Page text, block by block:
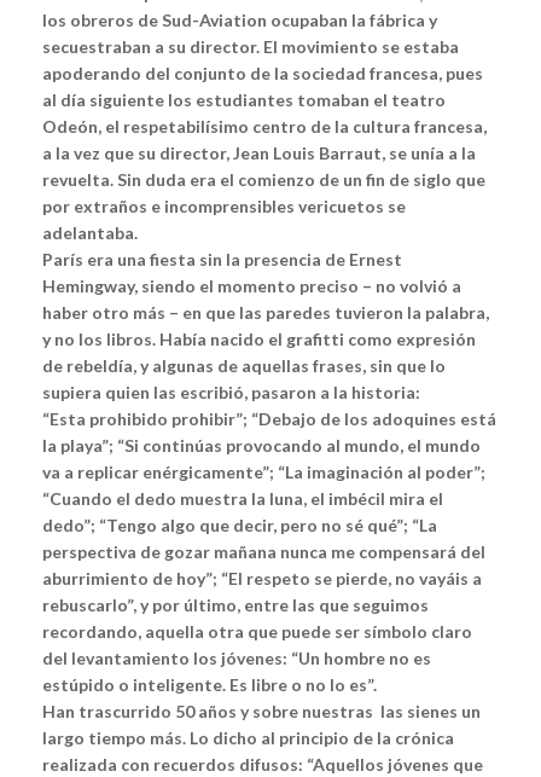
los obreros de Sud-Aviation ocupaban la fábrica y
secuestraban a su director. El movimiento se estaba
apoderando del conjunto de la sociedad francesa, pues
al día siguiente los estudiantes tomaban el teatro
Odeón, el respetabilísimo centro de la cultura francesa,
a la vez que su director, Jean Louis Barraut, se unía a la
revuelta. Sin duda era el comienzo de un fin de siglo que
por extraños e incomprensibles vericuetos se
adelantaba.
París era una fiesta sin la presencia de Ernest
Hemingway, siendo el momento preciso – no volvió a
haber otro más – en que las paredes tuvieron la palabra,
y no los libros. Había nacido el grafitti como expresión
de rebeldía, y algunas de aquellas frases, sin que lo
supiera quien las escribió, pasaron a la historia:
“Esta prohibido prohibir”; “Debajo de los adoquines está
la playa”; “Si continúas provocando al mundo, el mundo
va a replicar enérgicamente”; “La imaginación al poder”;
“Cuando el dedo muestra la luna, el imbécil mira el
dedo”; “Tengo algo que decir, pero no sé qué”; “La
perspectiva de gozar mañana nunca me compensará del
aburrimiento de hoy”; “El respeto se pierde, no vayáis a
rebuscarlo”, y por último, entre las que seguimos
recordando, aquella otra que puede ser símbolo claro
del levantamiento los jóvenes: “Un hombre no es
estúpido o inteligente. Es libre o no lo es”.
Han trascurrido 50 años y sobre nuestras las sienes un
largo tiempo más. Lo dicho al principio de la crónica
realizada con recuerdos difusos: “Aquellos jóvenes que